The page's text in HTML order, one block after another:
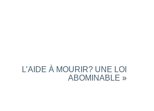
L’AIDE À MOURIR? UNE LOI
ABOMINABLE »